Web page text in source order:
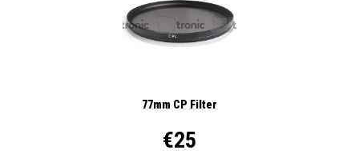
77mm CP Filter
€25